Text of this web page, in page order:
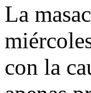
La
con la